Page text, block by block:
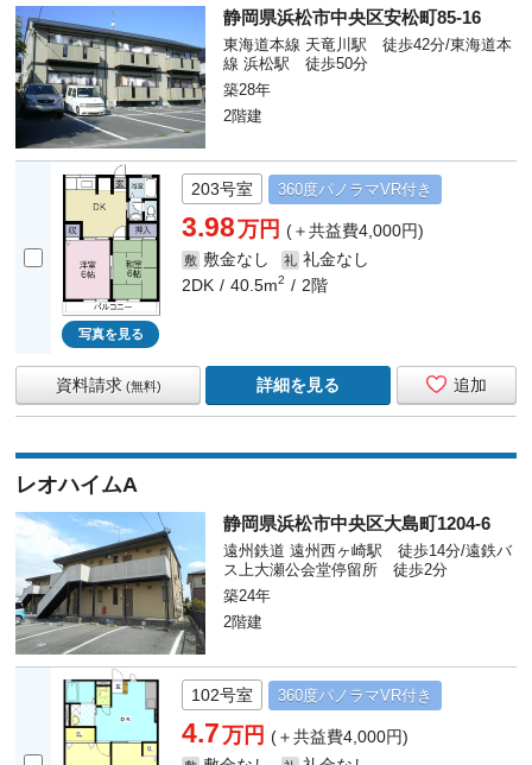
静岡県浜松市中央区安松町85-16
東海道本線 天竜川駅 徒歩42分/東海道本
線 浜松駅 徒歩50分
築28年
2階建
写真を見る
203号室 360度パノラマVR付き
3.98万円(＋共益費4,000円)
敷 敷金なし 礼 礼金なし
2DK
40.5m2 2階
追加
資料請求 (無料) 詳細を見る
レオハイムA
静岡県浜松市中央区大島町1204-6
遠州鉄道 遠州西ヶ崎駅 徒歩14分/遠鉄バ
ス上大瀬公会堂停留所 徒歩2分
築24年
2階建
102号室 360度パノラマVR付き
4.7万円(＋共益費4,000円)